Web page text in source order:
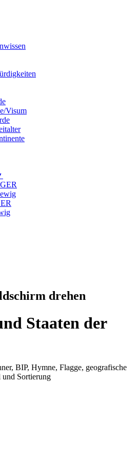
Visum
drehen
Staaten der
BIP, Hymne, Flagge, geografische
Sortierung